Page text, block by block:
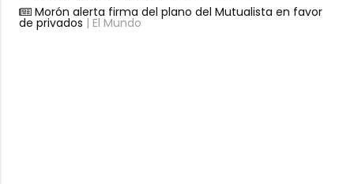
Morón alerta firma del plano del Mutualista en favor
de privados | El Mundo